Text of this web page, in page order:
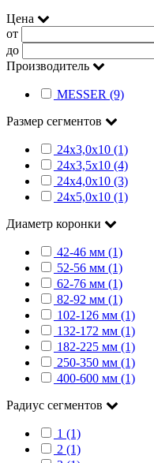
Цена
от
до
Производитель
MESSER (9)
Размер сегментов
24х3,0х10 (1)
24х3,5х10 (4)
24х4,0х10 (3)
24х5,0х10 (1)
Диаметр коронки
42-46 мм (1)
52-56 мм (1)
62-76 мм (1)
82-92 мм (1)
102-126 мм (1)
132-172 мм (1)
182-225 мм (1)
250-350 мм (1)
400-600 мм (1)
Радиус сегментов
1 (1)
2 (1)